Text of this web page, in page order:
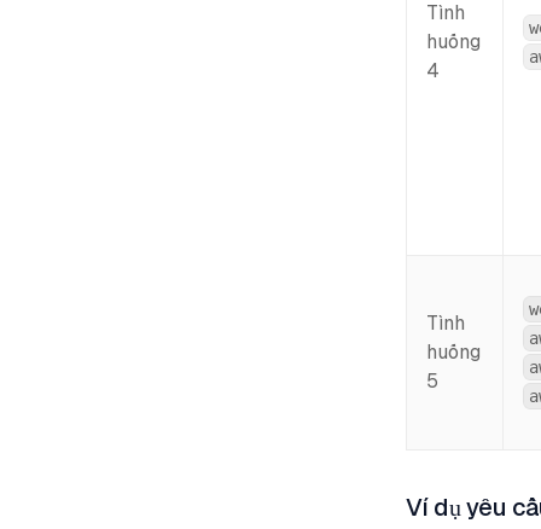
Tình
huống
4
Tình
huống
5
Ví dụ yêu